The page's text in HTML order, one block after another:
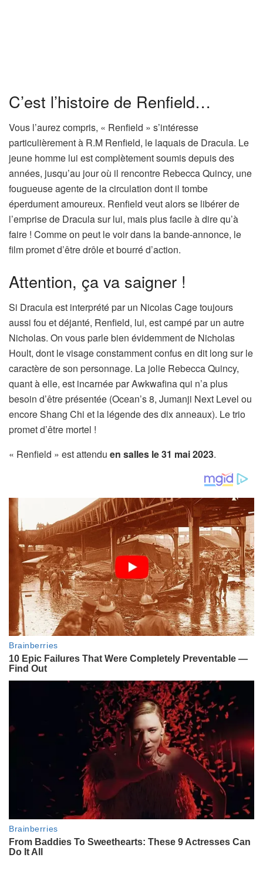
C’est l’histoire de Renfield…
Vous l’aurez compris, « Renfield » s’intéresse
particulièrement à R.M Renfield, le laquais de Dracula. Le
jeune homme lui est complètement soumis depuis des
années, jusqu’au jour où il rencontre Rebecca Quincy, une
fougueuse agente de la circulation dont il tombe
éperdument amoureux. Renfield veut alors se libérer de
l’emprise de Dracula sur lui, mais plus facile à dire qu’à
faire ! Comme on peut le voir dans la bande-annonce, le
film promet d’être drôle et bourré d’action.
Attention, ça va saigner !
Si Dracula est interprété par un Nicolas Cage toujours
aussi fou et déjanté, Renfield, lui, est campé par un autre
Nicholas. On vous parle bien évidemment de Nicholas
Hoult, dont le visage constamment confus en dit long sur le
caractère de son personnage. La jolie Rebecca Quincy,
quant à elle, est incarnée par Awkwafina qui n’a plus
besoin d’être présentée (Ocean’s 8, Jumanji Next Level ou
encore Shang Chi et la légende des dix anneaux). Le trio
promet d’être mortel !
« Renfield » est attendu en salles le 31 mai 2023.